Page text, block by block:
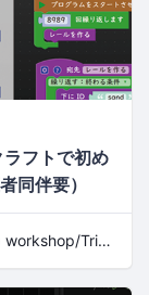
フトで初め
同伴要）
Kids Programming School 8x9(hack) workshop/Trial Lesson